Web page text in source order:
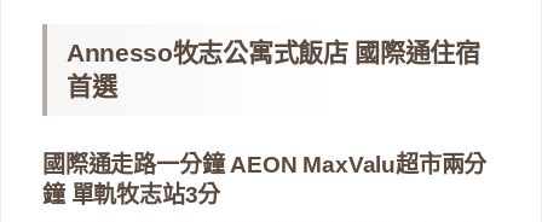
Annesso牧志公寓式飯店 國際通住宿
首選
國際通走路一分鐘 AEON MaxValu超市兩分
鐘 單軌牧志站3分